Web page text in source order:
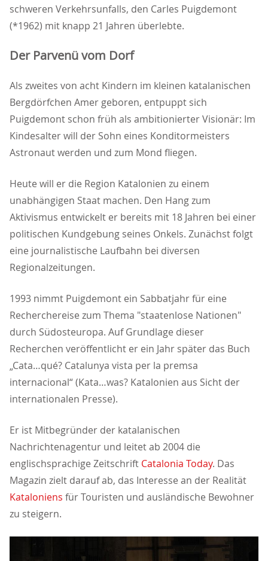
schweren Verkehrsunfalls, den Carles Puigdemont
(*1962) mit knapp 21 Jahren überlebte.
Der Parvenü vom Dorf
Als zweites von acht Kindern im kleinen katalanischen
Bergdörfchen Amer geboren, entpuppt sich
Puigdemont schon früh als ambitionierter Visionär: Im
Kindesalter will der Sohn eines Konditormeisters
Astronaut werden und zum Mond fliegen.
Heute will er die Region Katalonien zu einem
unabhängigen Staat machen. Den Hang zum
Aktivismus entwickelt er bereits mit 18 Jahren bei einer
politischen Kundgebung seines Onkels. Zunächst folgt
eine journalistische Laufbahn bei diversen
Regionalzeitungen.
1993 nimmt Puigdemont ein Sabbatjahr für eine
Recherchereise zum Thema "staatenlose Nationen"
durch Südosteuropa. Auf Grundlage dieser
Recherchen veröffentlicht er ein Jahr später das Buch
Cata…qué? Catalunya vista per la premsa
internacional“ (Kata…was? Katalonien aus Sicht der
internationalen Presse).
Er ist Mitbegründer der katalanischen
Nachrichtenagentur und leitet ab 2004 die
englischsprachige Zeitschrift Catalonia Today. Das
Magazin zielt darauf ab, das Interesse an der Realität
Kataloniens für Touristen und ausländische Bewohner
zu steigern.